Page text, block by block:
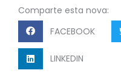
Comparte esta nova:
FACEBOOK
LINKEDIN